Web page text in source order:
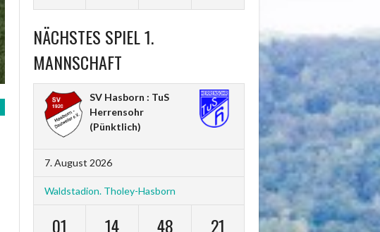
NÄCHSTES SPIEL 1.
MANNSCHAFT
SV Hasborn : TuS
Herrensohr
(Pünktlich)
7. August 2026
Waldstadion. Tholey-Hasborn
01 14 48 20